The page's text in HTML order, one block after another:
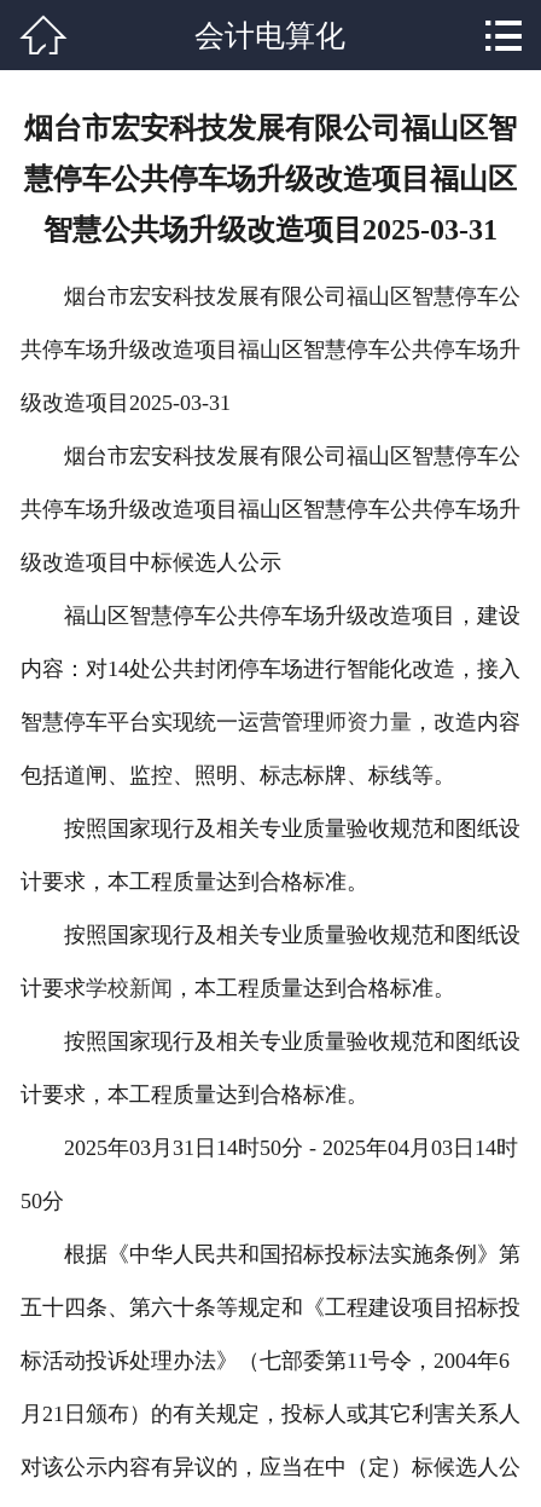
联系我们
在线报名
 会计电算化 
烟台市宏安科技发展有限公司福山区智
慧停车公共停车场升级改造项目福山区
智慧公共场升级改造项目2025-03-31
烟台市宏安科技发展有限公司福山区智慧停车公
共停车场升级改造项目福山区智慧停车公共停车场升
级改造项目2025-03-31
烟台市宏安科技发展有限公司福山区智慧停车公
共停车场升级改造项目福山区智慧停车公共停车场升
级改造项目中标候选人公示
福山区智慧停车公共停车场升级改造项目，建设
内容：对14处公共封闭停车场进行智能化改造，接入
智慧停车平台实现统一运营管理师资力量，改造内容
包括道闸、监控、照明、标志标牌、标线等。
按照国家现行及相关专业质量验收规范和图纸设
计要求，本工程质量达到合格标准。
按照国家现行及相关专业质量验收规范和图纸设
计要求学校新闻 ，本工程质量达到合格标准。
按照国家现行及相关专业质量验收规范和图纸设
计要求，本工程质量达到合格标准。
2025年03月31日14时50分 - 2025年04月03日14时
50分
根据《中华人民共和国招标投标法实施条例》第
五十四条、第六十条等规定和《工程建设项目招标投
标活动投诉处理办法》（七部委第11号令，2004年6
月21日颁布）的有关规定，投标人或其它利害关系人
对该公示内容有异议的，应当在中（定）标候选人公